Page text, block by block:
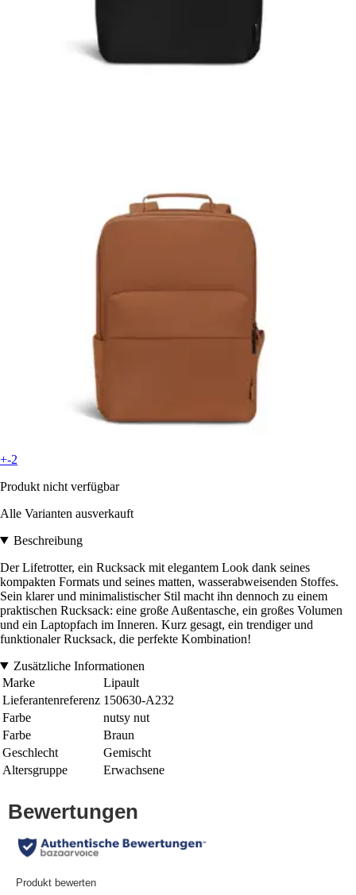
+-2
Produkt nicht verfügbar
Alle Varianten ausverkauft
Beschreibung
Der Lifetrotter, ein Rucksack mit elegantem Look dank seines
kompakten Formats und seines matten, wasserabweisenden Stoffes.
Sein klarer und minimalistischer Stil macht ihn dennoch zu einem
praktischen Rucksack: eine große Außentasche, ein großes Volumen
und ein Laptopfach im Inneren. Kurz gesagt, ein trendiger und
funktionaler Rucksack, die perfekte Kombination!
Zusätzliche Informationen
Marke
Lipault
Lieferantenreferenz 150630-A232
Farbe
nutsy nut
Farbe
Braun
Geschlecht
Gemischt
Altersgruppe
Erwachsene